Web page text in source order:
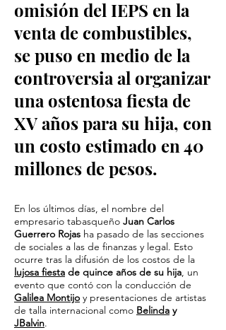
omisión del IEPS en la
venta de combustibles,
se puso en medio de la
controversia al organizar
una ostentosa fiesta de
XV años para su hija, con
un costo estimado en 40
millones de pesos.
En los últimos días, el nombre del
empresario tabasqueño Juan Carlos
Guerrero Rojas ha pasado de las secciones
de sociales a las de finanzas y legal. Esto
ocurre tras la difusión de los costos de la
lujosa fiesta de quince años de su hija, un
evento que contó con la conducción de
Galilea Montijo y presentaciones de artistas
de talla internacional como Belinda y
JBalvin.